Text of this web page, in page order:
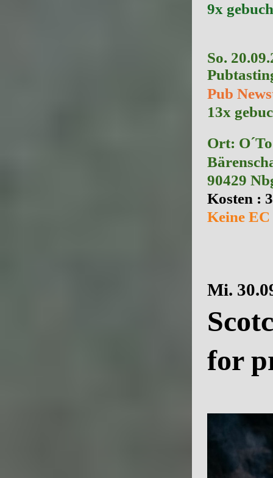
9x
So.
Pub
13x
Ort:
90429
Kosten :
Keine
Mi.
for